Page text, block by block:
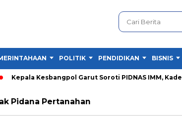
POLITIK PENDIDIKAN BISNIS
Kepala Kesbangpol Garut Soroti PIDNAS IMM, Kader
Pidana Pertanahan